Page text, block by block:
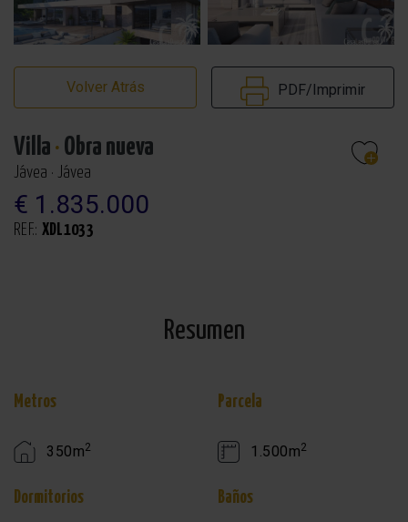
Volver Atrás PDF/Imprimir
Villa · Obra nueva
Jávea · Jávea
€ 1.835.000
REF.: XDL1033
Resumen
Metros
350m2
Parcela
1.500m2
Dormitorios Baños